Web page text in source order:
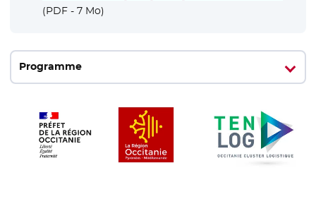
(PDF - 7 Mo)
Programme